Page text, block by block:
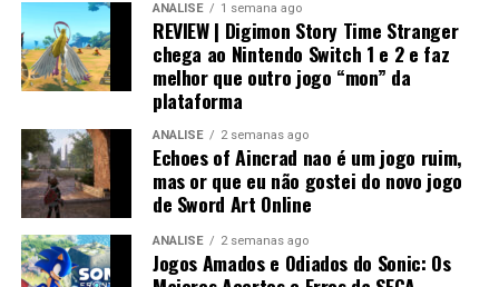
Já noNintendo Switch 1, o trabalho de otimização
ANÁLISE 1 semana ago
REVIEW | Digimon Story Time Stranger
chega ao Nintendo Switch 1 e 2 e faz
melhor que outro jogo “mon” da
plataforma
ANÁLISE 2 semanas ago
Echoes of Aincrad nao é um jogo ruim,
mas or que eu não gostei do novo jogo
de Sword Art Online
ANÁLISE 2 semanas ago
Jogos Amados e Odiados do Sonic: Os